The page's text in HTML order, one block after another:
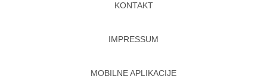
KONTAKT
IMPRESSUM
MOBILNE APLIKACIJE